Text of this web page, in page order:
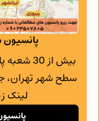
پانسیون
بیش از
سطح شهر تهران،
لینک